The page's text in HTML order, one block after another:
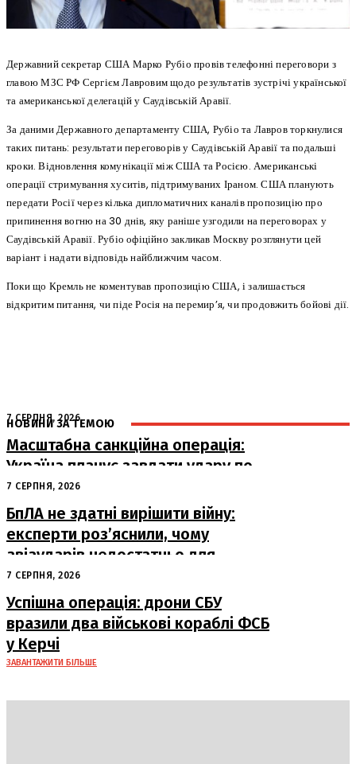
Державний секретар США Марко Рубіо провів телефонні переговори з
главою МЗС РФ Сергієм Лавровим щодо результатів зустрічі української
та американської делегацій у Саудівській Аравії.
За даними Державного департаменту США, Рубіо та Лавров торкнулися
таких питань: результати переговорів у Саудівській Аравії та подальші
кроки. Відновлення комунікації між США та Росією. Американські
операції стримування хуситів, підтримуваних Іраном. США планують
передати Росії через кілька дипломатичних каналів пропозицію про
припинення вогню на 30 днів, яку раніше узгодили на переговорах у
Саудівській Аравії. Рубіо офіційно закликав Москву розглянути цей
варіант і надати відповідь найближчим часом.
Поки що Кремль не коментував пропозицію США, і залишається
відкритим питання, чи піде Росія на перемир’я, чи продовжить бойові дії.
НОВИНИ ЗА ТЕМОЮ
7 СЕРПНЯ, 2026
Масштабна санкційна операція:
Україна планує завдати удару по
російському ВПК
7 СЕРПНЯ, 2026
БпЛА не здатні вирішити війну:
експерти роз’яснили, чому
авіаударів недостатньо для
досягнення миру
7 СЕРПНЯ, 2026
Успішна операція: дрони СБУ
вразили два військові кораблі ФСБ
у Керчі
ЗАВАНТАЖИТИ БІЛЬШЕ